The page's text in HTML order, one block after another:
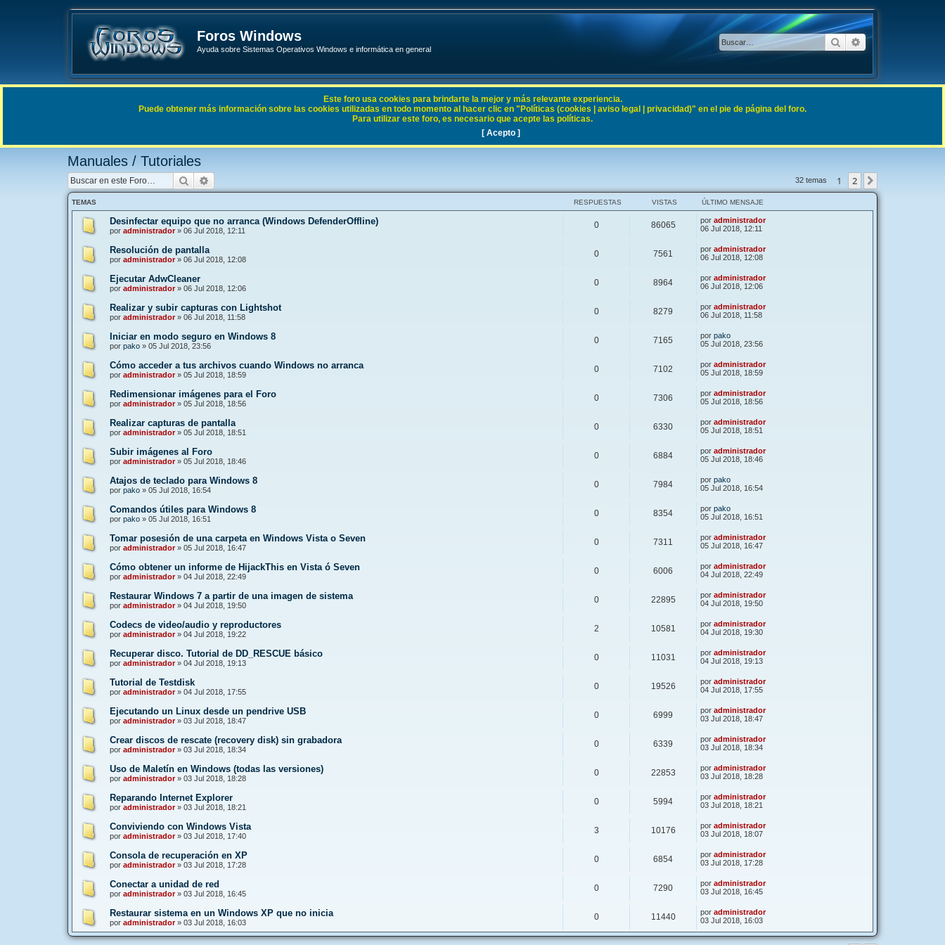
Foros Windows
Ayuda sobre Sistemas Operativos Windows e informática en general
BuscarBúsqueda
Enlaces rápidos FAQ
Manuales / Tutoriales
Buscar 32 temas 1 2
TEMAS RESPUESTAS VISTAS ÚLTIMO MENSAJE
Desinfectar equipo que no arranca (Windows DefenderOffline)
por administrador» 06 Jul 2018, 12:11
0 86065 por administrador
06 Jul 2018, 12:11
Resolución de pantalla
por administrador» 06 Jul 2018, 12:08
0 7561 por administrador
06 Jul 2018, 12:08
Ejecutar AdwCleaner
por administrador» 06 Jul 2018, 12:06
0 8964 por administrador
06 Jul 2018, 12:06
Realizar y subir capturas con Lightshot
por administrador» 06 Jul 2018, 11:58
0 8279 por administrador
06 Jul 2018, 11:58
Iniciar en modo seguro en Windows 8
por pako » 05 Jul 2018, 23:56
0 7165 por pako
05 Jul 2018, 23:56
Cómo acceder a tus archivos cuando Windows no arranca
por administrador» 05 Jul 2018, 18:59
0 7102 por administrador
05 Jul 2018, 18:59
Redimensionar imágenes para el Foro
por administrador» 05 Jul 2018, 18:56
0 7306 por administrador
05 Jul 2018, 18:56
Realizar capturas de pantalla
por administrador» 05 Jul 2018, 18:51
0 6330 por administrador
05 Jul 2018, 18:51
Subir imágenes al Foro
por administrador» 05 Jul 2018, 18:46
0 6884 por administrador
05 Jul 2018, 18:46
Atajos de teclado para Windows 8
por pako » 05 Jul 2018, 16:54
0 7984 por pako
05 Jul 2018, 16:54
Comandos útiles para Windows 8
por pako » 05 Jul 2018, 16:51
0 8354 por pako
05 Jul 2018, 16:51
Tomar posesión de una carpeta en Windows Vista o Seven
por administrador» 05 Jul 2018, 16:47
0 7311 por administrador
05 Jul 2018, 16:47
Cómo obtener un informe de HijackThis en Vista ó Seven
por administrador» 04 Jul 2018, 22:49
0 6006 por administrador
04 Jul 2018, 22:49
Restaurar Windows 7 a partir de una imagen de sistema
por administrador» 04 Jul 2018, 19:50
0 22895 por administrador
04 Jul 2018, 19:50
Codecs de video/audio y reproductores
por administrador» 04 Jul 2018, 19:22
2 10581 por administrador
04 Jul 2018, 19:30
Recuperar disco. Tutorial de DD_RESCUE básico
por administrador» 04 Jul 2018, 19:13
0 11031 por administrador
04 Jul 2018, 19:13
Tutorial de Testdisk
por administrador» 04 Jul 2018, 17:55
0 19526 por administrador
04 Jul 2018, 17:55
Ejecutando un Linux desde un pendrive USB
por administrador» 03 Jul 2018, 18:47
0 6999 por administrador
03 Jul 2018, 18:47
Crear discos de rescate (recovery disk) sin grabadora
por administrador» 03 Jul 2018, 18:34
0 6339 por administrador
03 Jul 2018, 18:34
Uso de Maletín en Windows (todas las versiones)
por administrador» 03 Jul 2018, 18:28
0 22853 por administrador
03 Jul 2018, 18:28
Reparando Internet Explorer
por administrador» 03 Jul 2018, 18:21
0 5994 por administrador
03 Jul 2018, 18:21
Conviviendo con Windows Vista
por administrador» 03 Jul 2018, 17:40
3 10176 por administrador
03 Jul 2018, 18:07
Consola de recuperación en XP
por administrador» 03 Jul 2018, 17:28
0 6854 por administrador
03 Jul 2018, 17:28
Conectar a unidad de red
por administrador» 03 Jul 2018, 16:45
0 7290 por administrador
03 Jul 2018, 16:45
Restaurar sistema en un Windows XP que no inicia
por administrador» 03 Jul 2018, 16:03
0 11440 por administrador
03 Jul 2018, 16:03
Este foro usa cookies para brindarte la mejor y más relevante experiencia.
Puede obtener más información sobre las cookies utilizadas en todo momento al hacer clic en "Políticas (cookies | aviso legal | privacidad)" en el pie de página del foro.
Para utilizar este foro, es necesario que acepte las políticas.
[ Acepto ]